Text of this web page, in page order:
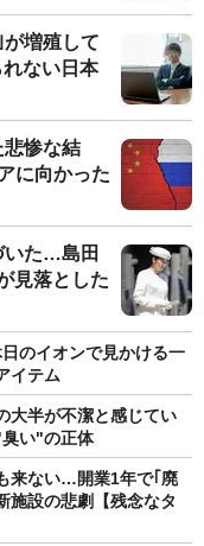
増殖して
ない日本
悲惨な結
に向かった
いた…島田
見落とした
のイオンで見かける一
イテム
大半が不潔と感じてい
い"の正体
来ない…開業1年で｢廃
施設の悲劇【残念なタ